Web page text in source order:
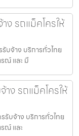
ง รถแม็คโครให้
รับจ้าง บริการทั่วไทย
ณ์ และ มื
ง รถแม็คโครให้
รับจ้าง บริการทั่วไทย
ณ์ และ